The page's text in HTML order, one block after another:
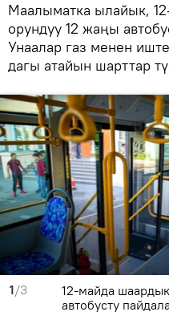
Маалыматка ылайык,
орундуу 12 жаңы
Унаалар газ менен
дагы атайын шарттар
1/3
12-майда
автобусту